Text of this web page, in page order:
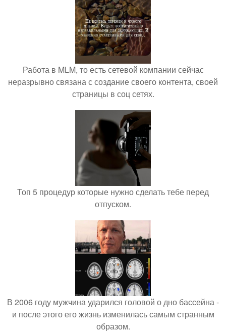
Работа в MLM, то есть сетевой компании сейчас
неразрывно связана с создание своего контента, своей
страницы в соц сетях.
Топ 5 процедур которые нужно сделать тебе перед
отпуском.
В 2006 году мужчина ударился головой о дно бассейна -
и после этого его жизнь изменилась самым странным
образом.